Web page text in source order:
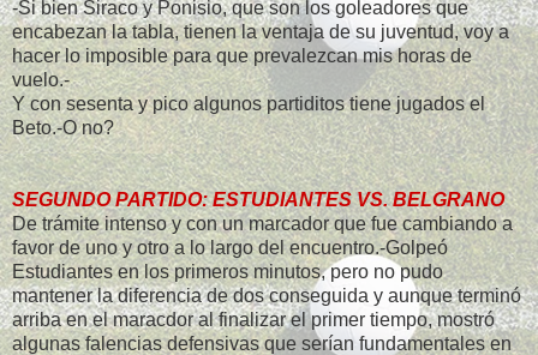
-Si bien Siraco y Ponisio, que son los goleadores que
encabezan la tabla, tienen la ventaja de su juventud, voy a
hacer lo imposible para que prevalezcan mis horas de
vuelo.-
Y con sesenta y pico algunos partiditos tiene jugados el
Beto.-O no?
SEGUNDO PARTIDO: ESTUDIANTES VS. BELGRANO
De trámite intenso y con un marcador que fue cambiando a
favor de uno y otro a lo largo del encuentro.-Golpeó
Estudiantes en los primeros minutos, pero no pudo
mantener la diferencia de dos conseguida y aunque terminó
arriba en el maracdor al finalizar el primer tiempo, mostró
algunas falencias defensivas que serían fundamentales en